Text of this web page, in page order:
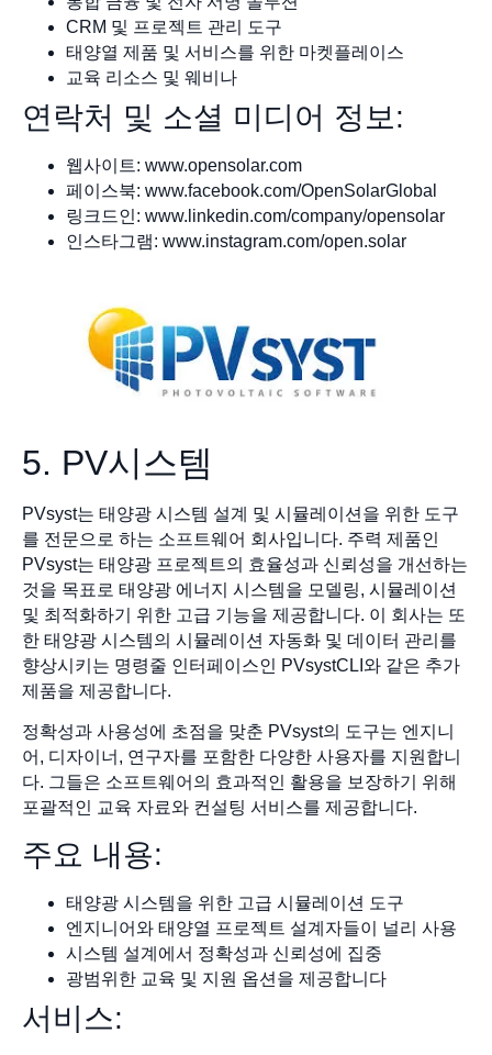
CRM 및 프로젝트 관리 도구
태양열 제품 및 서비스를 위한 마켓플레이스
교육 리소스 및 웨비나
연락처 및 소셜 미디어 정보:
웹사이트: www.opensolar.com
페이스북: www.facebook.com/OpenSolarGlobal
링크드인: www.linkedin.com/company/opensolar
인스타그램: www.instagram.com/open.solar
5. PV시스템
PVsyst는 태양광 시스템 설계 및 시뮬레이션을 위한 도구
를 전문으로 하는 소프트웨어 회사입니다. 주력 제품인
PVsyst는 태양광 프로젝트의 효율성과 신뢰성을 개선하는
것을 목표로 태양광 에너지 시스템을 모델링, 시뮬레이션
및 최적화하기 위한 고급 기능을 제공합니다. 이 회사는 또
한 태양광 시스템의 시뮬레이션 자동화 및 데이터 관리를
향상시키는 명령줄 인터페이스인 PVsystCLI와 같은 추가
제품을 제공합니다.
정확성과 사용성에 초점을 맞춘 PVsyst의 도구는 엔지니
어, 디자이너, 연구자를 포함한 다양한 사용자를 지원합니
다. 그들은 소프트웨어의 효과적인 활용을 보장하기 위해
포괄적인 교육 자료와 컨설팅 서비스를 제공합니다.
주요 내용:
태양광 시스템을 위한 고급 시뮬레이션 도구
엔지니어와 태양열 프로젝트 설계자들이 널리 사용
시스템 설계에서 정확성과 신뢰성에 집중
광범위한 교육 및 지원 옵션을 제공합니다
서비스: